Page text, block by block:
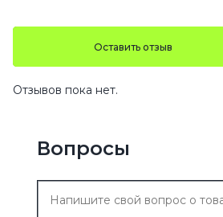
Оставить отзыв
Отзывов пока нет.
Вопросы